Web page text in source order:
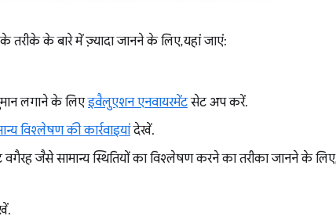
तरीके के बारे में ज़्यादा जानने के लिए, यहां जाएं:
लगाने के लिएइवैलुएशन एनवायरमेंटसेट अप करें.
विश्लेषण की कार्रवाइयांदेखें.
जैसे सामान्य स्थितियों का विश्लेषण करने का तरीका जानने के लिए,